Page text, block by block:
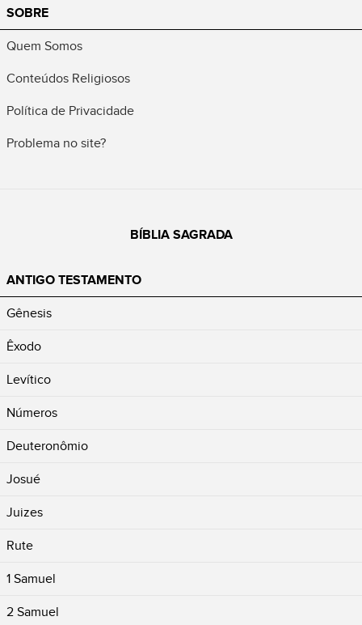
SOBRE
Quem Somos
Conteúdos Religiosos
Política de Privacidade
Problema no site?
BÍBLIA SAGRADA
ANTIGO TESTAMENTO
Gênesis
Êxodo
Levítico
Números
Deuteronômio
Josué
Juizes
Rute
1 Samuel
2 Samuel